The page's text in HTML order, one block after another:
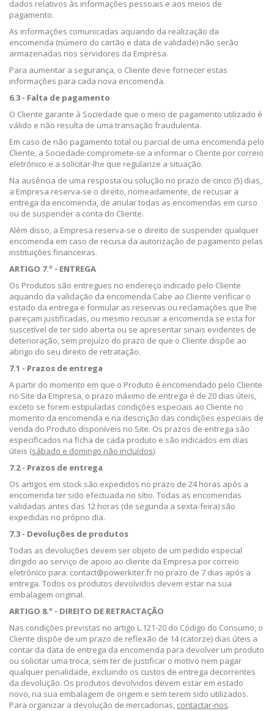
dados relativos às informações pessoais e aos meios de
pagamento.
As informações comunicadas aquando da realização da
encomenda (número do cartão e data de validade) não serão
armazenadas nos servidores da Empresa.
Para aumentar a segurança, o Cliente deve fornecer estas
informações para cada nova encomenda.
6.3 - Falta de pagamento
O Cliente garante à Sociedade que o meio de pagamento utilizado é
válido e não resulta de uma transação fraudulenta.
Em caso de não pagamento total ou parcial de uma encomenda pelo
Cliente, a Sociedade compromete-se a informar o Cliente por correio
eletrónico e a solicitar-lhe que regularize a situação.
Na ausência de uma resposta ou solução no prazo de cinco (5) dias,
a Empresa reserva-se o direito, nomeadamente, de recusar a
entrega da encomenda, de anular todas as encomendas em curso
ou de suspender a conta do Cliente.
Além disso, a Empresa reserva-se o direito de suspender qualquer
encomenda em caso de recusa da autorização de pagamento pelas
instituições financeiras.
ARTIGO 7.º - ENTREGA
Os Produtos são entregues no endereço indicado pelo Cliente
aquando da validação da encomenda.Cabe ao Cliente verificar o
estado da entrega e formular as reservas ou reclamações que lhe
pareçam justificadas, ou mesmo recusar a encomenda se esta for
suscetível de ter sido aberta ou se apresentar sinais evidentes de
deterioração, sem prejuízo do prazo de que o Cliente dispõe ao
abrigo do seu direito de retratação.
7.1 - Prazos de entrega
A partir do momento em que o Produto é encomendado pelo Cliente
no Site da Empresa, o prazo máximo de entrega é de 20 dias úteis,
exceto se forem estipuladas condições especiais ao Cliente no
momento da encomenda e na descrição das condições especiais de
venda do Produto disponíveis no Site. Os prazos de entrega são
especificados na ficha de cada produto e são indicados em dias
úteis (sábado e domingo não incluídos).
7.2 - Prazos de entrega
Os artigos em stock são expedidos no prazo de 24 horas após a
encomenda ter sido efectuada no sítio. Todas as encomendas
validadas antes das 12 horas (de segunda a sexta-feira) são
expedidas no próprio dia.
7.3 - Devoluções de produtos
Todas as devoluções devem ser objeto de um pedido especial
dirigido ao serviço de apoio ao cliente da Empresa por correio
eletrónico para: contact@powerkiter.fr no prazo de 7 dias após a
entrega. Todos os produtos devolvidos devem estar na sua
embalagem original.
ARTIGO 8.º - DIREITO DE RETRACTAÇÃO
Nas condições previstas no artigo L.121-20 do Código do Consumo, o
Cliente dispõe de um prazo de reflexão de 14 (catorze) dias úteis a
contar da data de entrega da encomenda para devolver um produto
ou solicitar uma troca, sem ter de justificar o motivo nem pagar
qualquer penalidade, excluindo os custos de entrega decorrentes
da devolução. Os produtos devolvidos devem estar em estado
novo, na sua embalagem de origem e sem terem sido utilizados.
Para organizar a devolução de mercadorias, contactar-nos.